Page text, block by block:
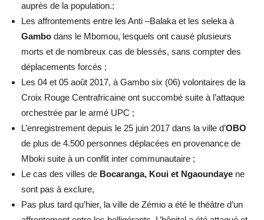
auprès de la population.;
Les affrontements entre les Anti –Balaka et les seleka à
Gambo dans le Mbomou, lesquels ont causé plusieurs
morts et de nombreux cas de blessés, sans compter des
déplacements forcés ;
Les 04 et 05 août 2017, à Gambo six (06) volontaires de la
Croix Rouge Centrafricaine ont succombé suite à l’attaque
orchestrée par le armé UPC ;
L’enregistrement depuis le 25 juin 2017 dans la ville d’OBO
de plus de 4.500 personnes déplacées en provenance de
Mboki suite à un conflit inter communautaire ;
Le cas des villes de Bocaranga, Koui et Ngaoundaye ne
sont pas à exclure,
Pas plus tard qu’hier, la ville de Zémio a été le théâtre d’un